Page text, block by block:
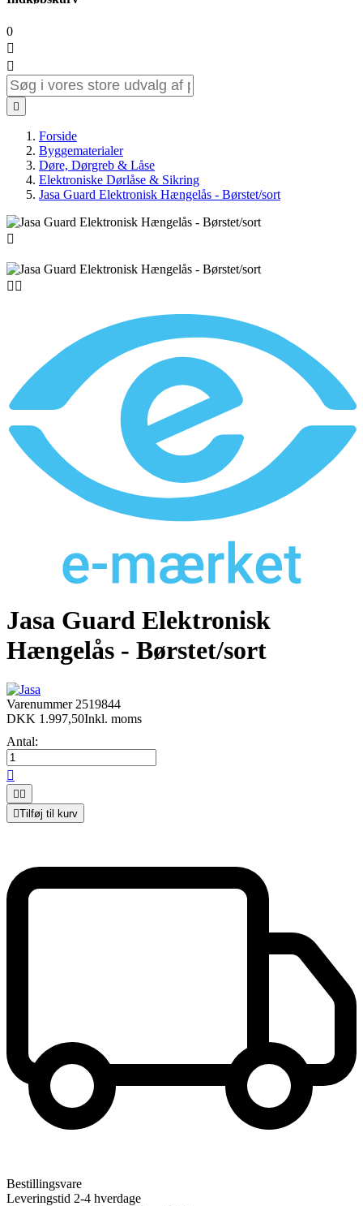
0



Forside
Byggematerialer
Døre, Dørgreb & Låse
Elektroniske Dørlåse & Sikring
Jasa Guard Elektronisk Hængelås - Børstet/sort

 
Jasa Guard Elektronisk
Hængelås - Børstet/sort
Varenummer 2519844
DKK 1.997,50Inkl. moms
Antal:

 
Tilføj til kurv
Bestillingsvare
Leveringstid 2-4 hverdage